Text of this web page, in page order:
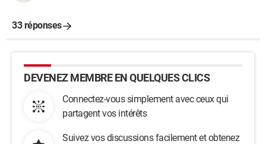
33 réponses
DEVENEZ MEMBRE EN QUELQUES CLICS
Connectez-vous simplement avec ceux qui
partagent vos intérêts
Suivez vos discussions facilement et obtenez